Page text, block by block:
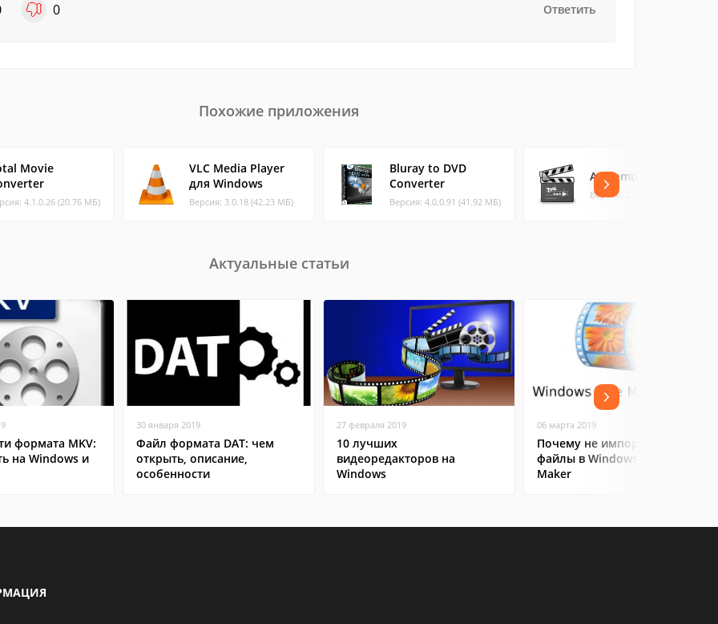
0 Ответить
Похожие приложения
Movie
4.1.0.26 (20.76 МБ)
VLC Media Player
для Windows
Версия: 3.0.18 (42.23 МБ)
Bluray to DVD
Converter
Версия: 4.0.0.91 (41.92 МБ)
Avidemux
Версия: 2.8.1 (38.14 МБ)
Актуальные статьи
формата MKV:
на Windows и
30 января 2019
Файл формата DAT: чем
открыть, описание,
особенности
27 февраля 2019
10 лучших
видеоредакторов на
Windows
06 марта 2019
Почему не импортируются
файлы в Windows Movie
Maker